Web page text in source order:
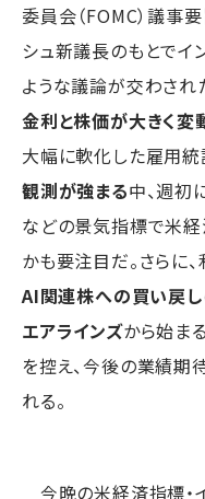
委員会（FOMC）議事
シュ新議長のもとでイ
ような議論が交わされ
金利と株価が大きく変
大幅に軟化した雇用
観測が強まる中、週
などの景気指標で米
かも要注目だ。さらに
AI関連株への買い戻し
エアラインズから始ま
を控え、今後の業績期
れる。
今晩の米経済指標・